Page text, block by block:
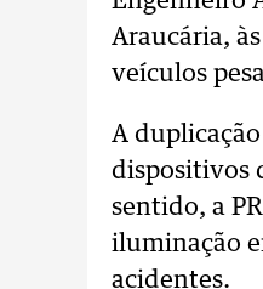
Araucária,
veículos
A
dispositivos
sentido, a
iluminação
acidentes.